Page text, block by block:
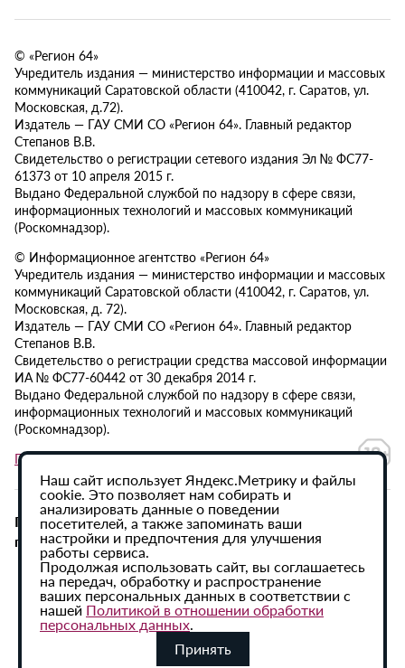
© «Регион 64»
Учредитель издания — министерство информации и массовых
коммуникаций Саратовской области (410042, г. Саратов, ул.
Московская, д.72).
Издатель — ГАУ СМИ СО «Регион 64». Главный редактор
Степанов В.В.
Свидетельство о регистрации сетевого издания Эл № ФС77-
61373 от 10 апреля 2015 г.
Выдано Федеральной службой по надзору в сфере связи,
информационных технологий и массовых коммуникаций
(Роскомнадзор).
© Информационное агентство «Регион 64»
Учредитель издания — министерство информации и массовых
коммуникаций Саратовской области (410042, г. Саратов, ул.
Московская, д. 72).
Издатель — ГАУ СМИ СО «Регион 64». Главный редактор
Степанов В.В.
Свидетельство о регистрации средства массовой информации
ИА № ФС77-60442 от 30 декабря 2014 г.
Выдано Федеральной службой по надзору в сфере связи,
информационных технологий и массовых коммуникаций
(Роскомнадзор).
Политика в отношении обработки персональных данных
При использовании материалов сайта активная
гиперссылка на ИА «Регион 64» обязательна.
Наш сайт использует Яндекс.Метрику и файлы
cookie. Это позволяет нам собирать и
анализировать данные о поведении
посетителей, а также запоминать ваши
настройки и предпочтения для улучшения
работы сервиса.
Продолжая использовать сайт, вы соглашаетесь
на передач, обработку и распространение
ваших персональных данных в соответствии с
нашей Политикой в отношении обработки
персональных данных.
Принять